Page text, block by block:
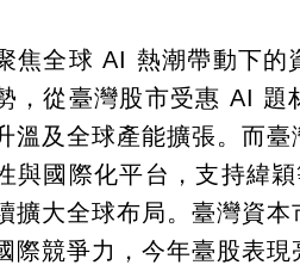
焦全球 AI 熱潮帶動下的
，從臺灣股市受惠 AI 題
溫及全球產能擴張。而臺
與國際化平台，支持緯
擴大全球布局。臺灣資本
際競爭力，今年臺股表現